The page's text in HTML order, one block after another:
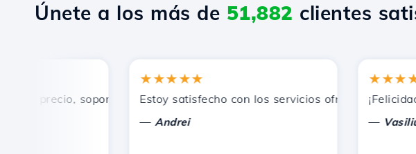
Únete a los más de 51,882 clientes
precio, soporte técnico rápido y eficiente.
★★★★★
Estoy satisfecho con los servicios ofrecidos por
Andrei
★★★★★
Vasiliu